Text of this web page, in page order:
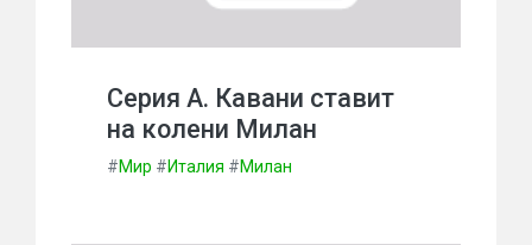
Серия А. Кавани ставит
на колени Милан
#Мир #Италия #Милан